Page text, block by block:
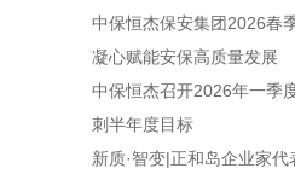
中保恒杰保安集团2026春
凝心赋能安保高质量发展
中保恒杰召开2026年一季
刺半年度目标
新质·智变|正和岛企业家